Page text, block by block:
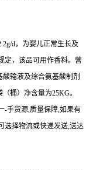
d，为婴儿正常生长及
定，该品可用作香料。营
输液及综合氨基酸制剂
桶）净含量为25KG。
-手货源,质量保障,如果有
选择物流或快递发送,送达